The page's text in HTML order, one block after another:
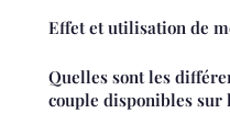
Effet et utilisation de
Quelles sont les
couple disponibles sur